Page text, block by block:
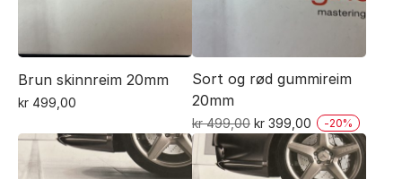
Brun skinnreim 20mm
kr 499,00
Sort og rød gummireim
20mm
kr499,00 Opprinnelig
pris
var:
kr 399,00 Nåværende
pris
er:
-20%